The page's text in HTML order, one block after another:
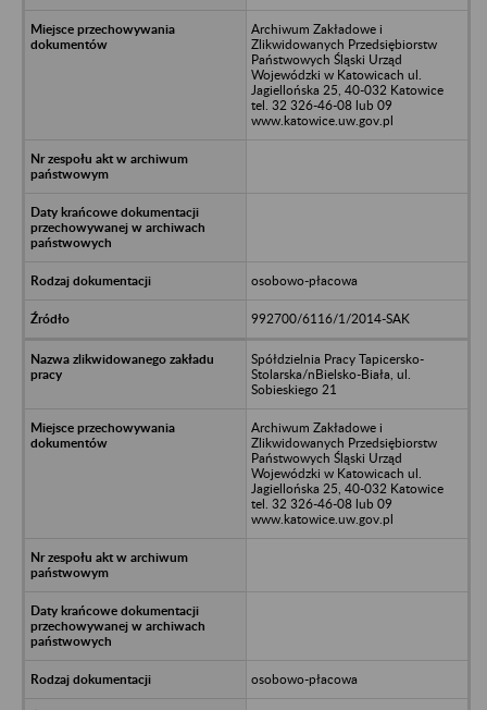
Archiwum Zakładowe i
Zlikwidowanych Przedsiębiorstw
Państwowych Śląski Urząd
Wojewódzki w Katowicach ul.
Jagiellońska 25, 40-032 Katowice
tel. 32 326-46-08 lub 09
www.katowice.uw.gov.pl
osobowo-płacowa
992700/6116/1/2014-SAK
Spółdzielnia Pracy Tapicersko-
Stolarska/nBielsko-Biała, ul.
Sobieskiego 21
Archiwum Zakładowe i
Zlikwidowanych Przedsiębiorstw
Państwowych Śląski Urząd
Wojewódzki w Katowicach ul.
Jagiellońska 25, 40-032 Katowice
tel. 32 326-46-08 lub 09
www.katowice.uw.gov.pl
osobowo-płacowa